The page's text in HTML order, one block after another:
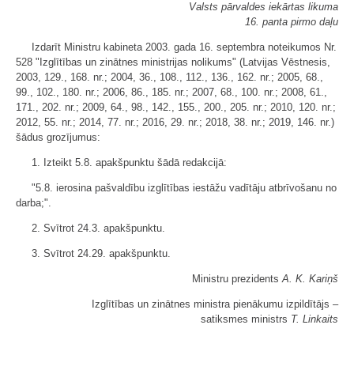
Valsts pārvaldes iekārtas likuma
16. panta pirmo daļu
Izdarīt Ministru kabineta 2003. gada 16. septembra noteikumos Nr.
528 "Izglītības un zinātnes ministrijas nolikums" (Latvijas Vēstnesis,
2003, 129., 168. nr.; 2004, 36., 108., 112., 136., 162. nr.; 2005, 68.,
99., 102., 180. nr.; 2006, 86., 185. nr.; 2007, 68., 100. nr.; 2008, 61.,
171., 202. nr.; 2009, 64., 98., 142., 155., 200., 205. nr.; 2010, 120. nr.;
2012, 55. nr.; 2014, 77. nr.; 2016, 29. nr.; 2018, 38. nr.; 2019, 146. nr.)
šādus grozījumus:
1. Izteikt 5.8. apakšpunktu šādā redakcijā:
"5.8. ierosina pašvaldību izglītības iestāžu vadītāju atbrīvošanu no
darba;".
2. Svītrot 24.3. apakšpunktu.
3. Svītrot 24.29. apakšpunktu.
Ministru prezidentsA. K. Kariņš
Izglītības un zinātnes ministra pienākumu izpildītājs ‒
satiksmes ministrs T. Linkaits